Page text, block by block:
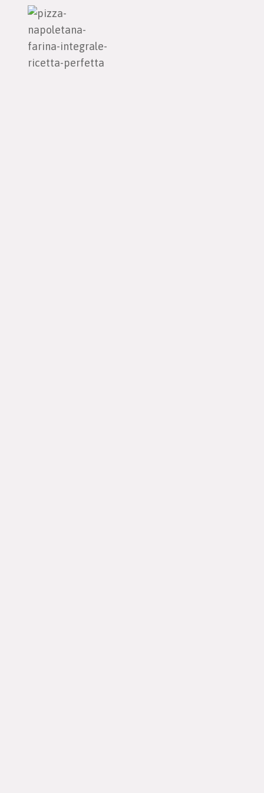
Pizza
napoletana
con
farina